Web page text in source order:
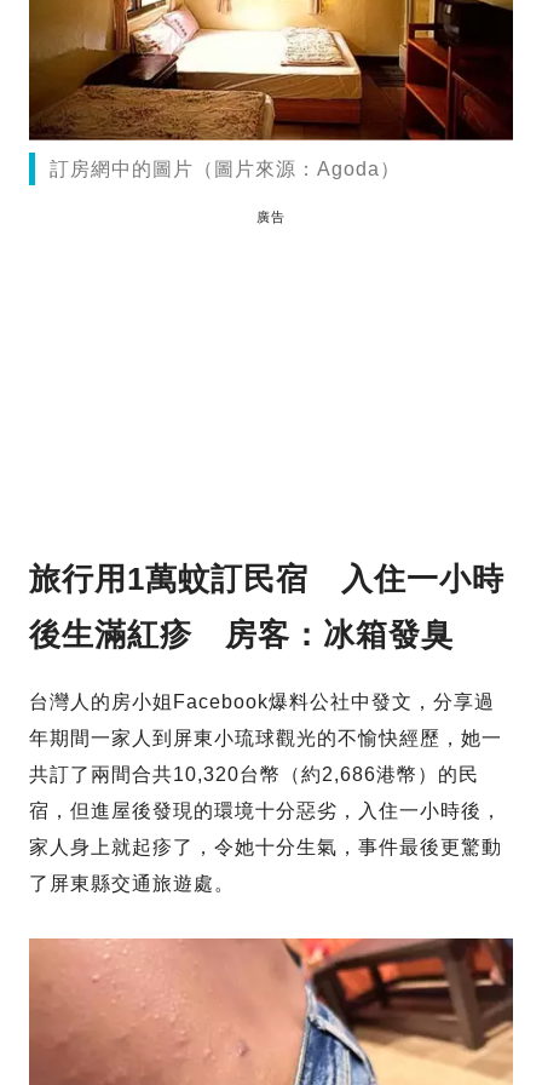
訂房網中的圖片（圖片來源：Agoda）
廣告
旅行用1萬蚊訂民宿 入住一小時
後生滿紅疹 房客：冰箱發臭
台灣人的房小姐Facebook爆料公社中發文，分享過
年期間一家人到屏東小琉球觀光的不愉快經歷，她一
共訂了兩間合共10,320台幣（約2,686港幣）的民
宿，但進屋後發現的環境十分惡劣，入住一小時後，
家人身上就起疹了，令她十分生氣，事件最後更驚動
了屏東縣交通旅遊處。